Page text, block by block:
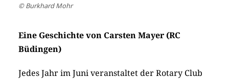
© Burkhard Mohr
Eine Geschichte von Carsten Mayer (RC
Büdingen)
Jedes Jahr im Juni veranstaltet der Rotary Club